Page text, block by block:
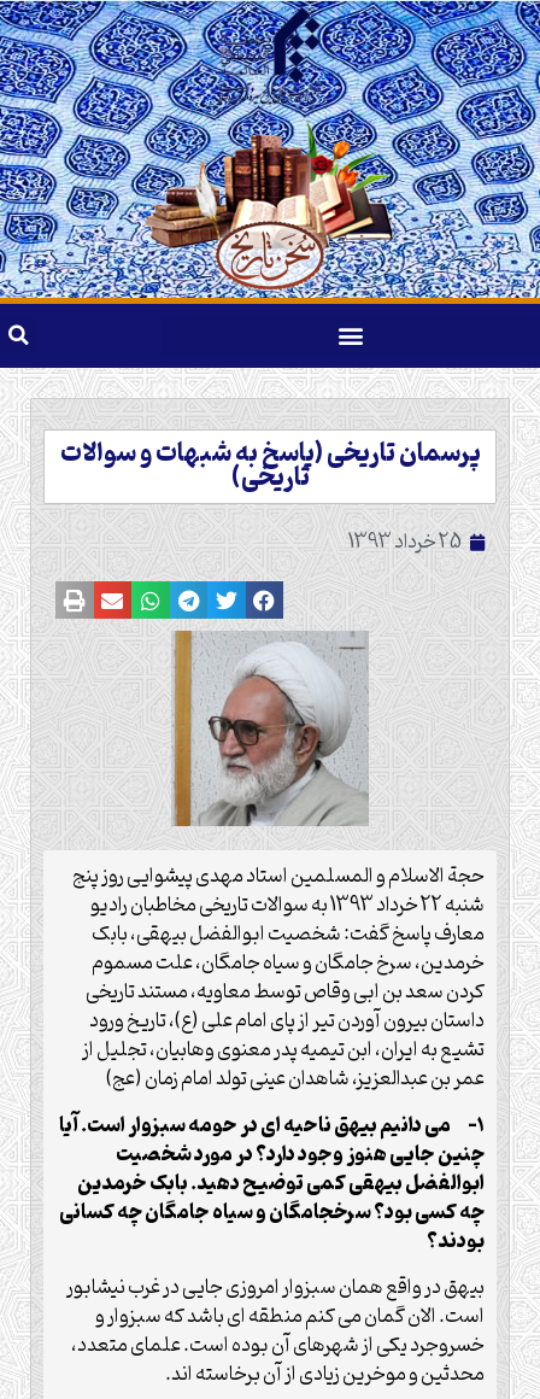
پرسمان تاریخی (پاسخ به شبهات و سوالات
تاریخی)
25 خرداد 1393
حجة الاسلام و المسلمین استاد مهدی پیشوایی روز پنج
شنبه 22 خرداد 1393 به سوالات تاریخی مخاطبان رادیو
معارف پاسخ گفت: شخصیت ابوالفضل بیهقی، بابک
خرمدین، سرخ جامگان و سیاه جامگان، علت مسموم
کردن سعد بن ابی وقاص توسط معاویه، مستند تاریخی
داستان بیرون آوردن تیر از پای امام علی (ع)، تاریخ ورود
تشیع به ایران، ابن تیمیه پدر معنوی وهابیان، تجلیل از
عمر بن عبدالعزیز، شاهدان عینی تولد امام زمان (عج)
1- می دانیم بیهق ناحیه ای در حومه سبزوار است. آیا
چنین جایی هنوز وجود دارد؟ در مورد شخصیت
ابوالفضل بیهقی کمی توضیح دهید. بابک خرمدین
چه کسی بود؟ سرخجامگان و سیاه جامگان چه کسانی
بودند؟
بیهق در واقع همان سبزوار امروزی جایی در غرب نیشابور
است. الان گمان می کنم منطقه ای باشد که سبزوار و
خسروجرد یکی از شهرهای آن بوده است. علمای متعدد،
محدثین و موخرین زیادی از آن برخاسته اند.